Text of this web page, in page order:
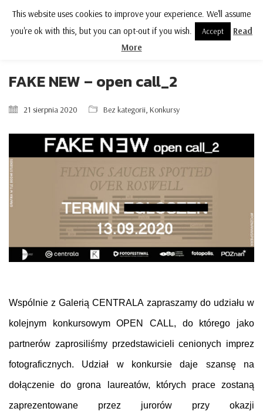
MENU
FAKE NEW – open call_2
21 sierpnia 2020 Bez kategorii, Konkursy
Wspólnie z Galerią CENTRALA zapraszamy do udziału w
kolejnym konkursowym OPEN CALL, do którego jako
partnerów zaprosiliśmy przedstawicieli cenionych imprez
fotograficznych. Udział w konkursie daje szansę na
dołączenie do grona laureatów, których prace zostaną
zaprezentowane przez jurorów przy okazji
This website uses cookies to improve your experience. We'll assume
you're ok with this, but you can opt-out if you wish.
Accept
Read
More